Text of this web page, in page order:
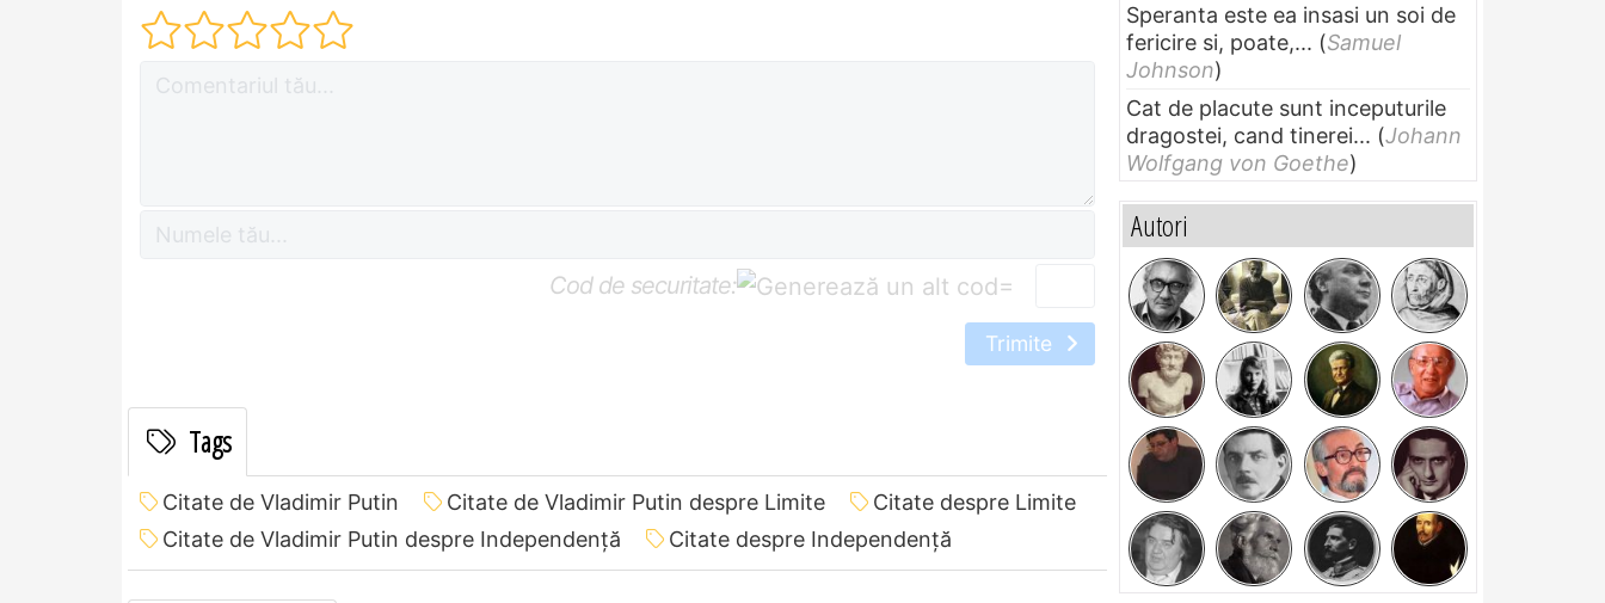
Cod de securitate: =
Trimite
Tags
Citate de Vladimir Putin Citate de Vladimir Putin despre Limite
Citate despre Limite
Citate de Vladimir Putin despre Independenţă
Citate despre Independenţă
Speranta este ea insasi un soi de
fericire si, poate,... (Samuel
Johnson)
Cat de placute sunt inceputurile
dragostei, cand tinerei... (Johann
Wolfgang von Goethe)
Autori